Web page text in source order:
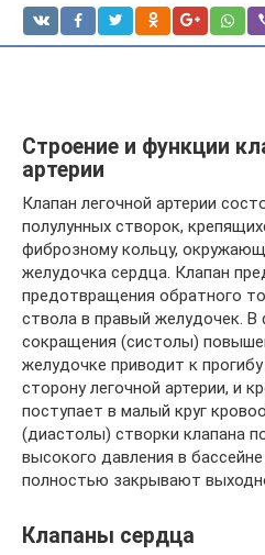
Строение и функции
артерии
Клапан легочной артерии
полулунных створок,
фиброзному кольцу,
желудочка сердца. Клапан
предотвращения обратного
ствола в правый желудочек. В
сокращения (систолы)
желудочке приводит к
сторону легочной артерии, и
поступает в малый круг
(диастолы) створки клапана
высокого давления в
полностью закрывают
Клапаны сердца